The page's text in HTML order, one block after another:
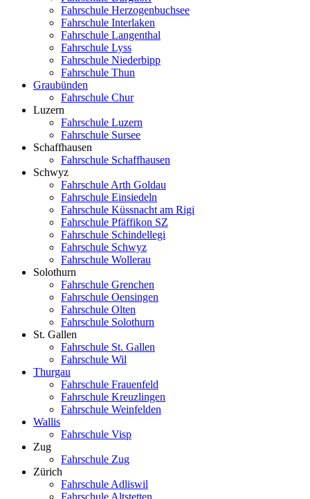
Fahrschule Herzogenbuchsee
Fahrschule Interlaken
Fahrschule Langenthal
Fahrschule Lyss
Fahrschule Niederbipp
Fahrschule Thun
Graubünden
Fahrschule Chur
Luzern
Fahrschule Luzern
Fahrschule Sursee
Schaffhausen
Fahrschule Schaffhausen
Schwyz
Fahrschule Arth Goldau
Fahrschule Einsiedeln
Fahrschule Küssnacht am Rigi
Fahrschule Pfäffikon SZ
Fahrschule Schindellegi
Fahrschule Schwyz
Fahrschule Wollerau
Solothurn
Fahrschule Grenchen
Fahrschule Oensingen
Fahrschule Olten
Fahrschule Solothurn
St. Gallen
Fahrschule St. Gallen
Fahrschule Wil
Thurgau
Fahrschule Frauenfeld
Fahrschule Kreuzlingen
Fahrschule Weinfelden
Wallis
Fahrschule Visp
Zug
Fahrschule Zug
Zürich
Fahrschule Adliswil
Fahrschule Altstetten